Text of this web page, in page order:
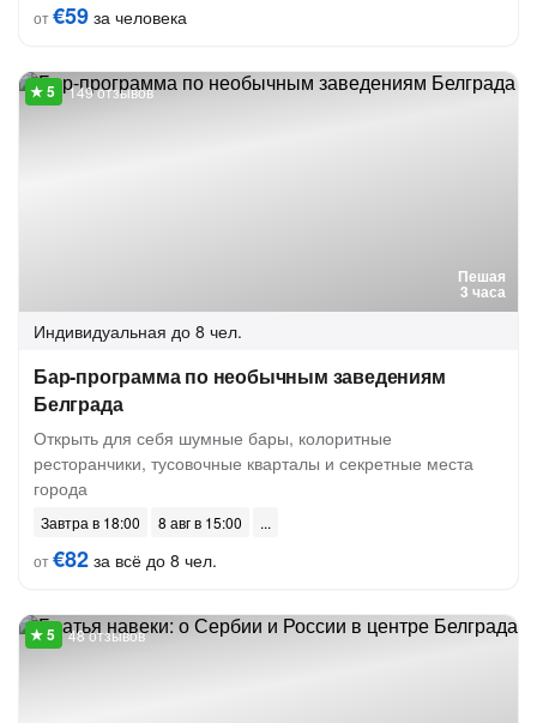
от€59 за человека
Пешая
3 часа
149 отзывов
Индивидуальная до 8 чел.
Бар-программа по необычным заведениям
Белграда
Открыть для себя шумные бары, колоритные
ресторанчики, тусовочные кварталы и секретные места
города
Завтра в 18:00
8 авг в 15:00
от€82 за всё до 8 чел.
48 отзывов